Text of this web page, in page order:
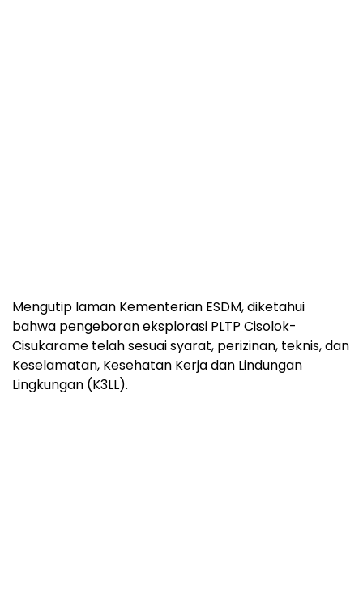
Mengutip laman Kementerian ESDM, diketahui
bahwa pengeboran eksplorasi PLTP Cisolok-
Cisukarame telah sesuai syarat, perizinan, teknis, dan
Keselamatan, Kesehatan Kerja dan Lindungan
Lingkungan (K3LL).